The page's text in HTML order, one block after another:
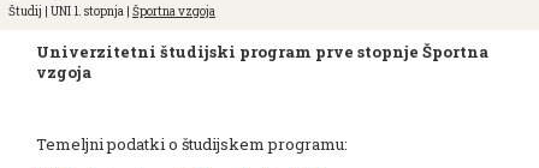
Študij | UNI 1. stopnja | Športna vzgoja
Univerzitetni študijski program prve stopnje Športna
vzgoja
Temeljni podatki o študijskem programu: